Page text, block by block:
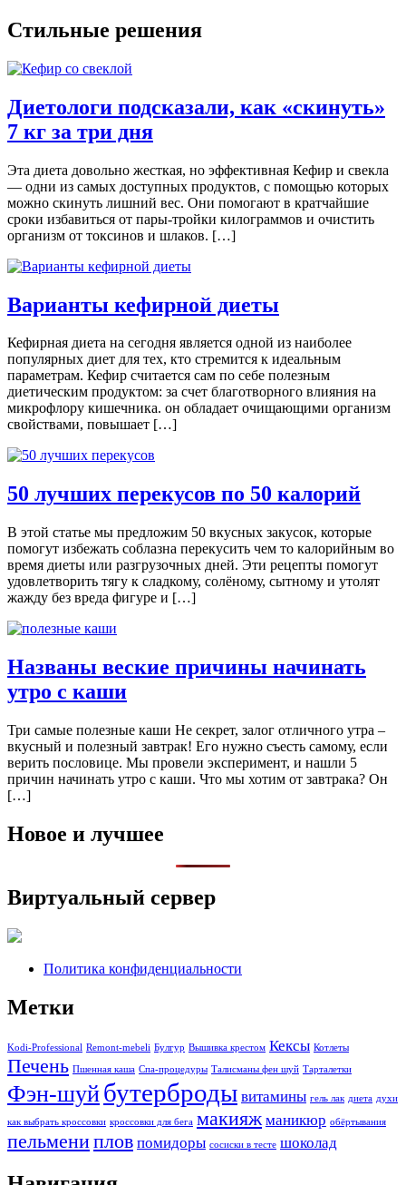
Стильные решения
Диетологи подсказали, как «скинуть»
7 кг за три дня
Эта диета довольно жесткая, но эффективная Кефир и свекла
— одни из самых доступных продуктов, с помощью которых
можно скинуть лишний вес. Они помогают в кратчайшие
сроки избавиться от пары-тройки килограммов и очистить
организм от токсинов и шлаков. […]
Варианты кефирной диеты
Кефирная диета на сегодня является одной из наиболее
популярных диет для тех, кто стремится к идеальным
параметрам. Кефир считается сам по себе полезным
диетическим продуктом: за счет благотворного влияния на
микрофлору кишечника. он обладает очищающими организм
свойствами, повышает […]
50 лучших перекусов по 50 калорий
В этой статье мы предложим 50 вкусных закусок, которые
помогут избежать соблазна перекусить чем то калорийным во
время диеты или разгрузочных дней. Эти рецепты помогут
удовлетворить тягу к сладкому, солёному, сытному и утолят
жажду без вреда фигуре и […]
Названы веские причины начинать
утро с каши
Три самые полезные каши Не секрет, залог отличного утра –
вкусный и полезный завтрак! Его нужно съесть самому, если
верить пословице. Мы провели эксперимент, и нашли 5
причин начинать утро с каши. Что мы хотим от завтрака? Он
[…]
Новое и лучшее
Виртуальный сервер
Политика конфиденциальности
Метки
Kodi-Professional Remont-mebeli Булгур Вышивка крестом Кексы Котлеты
Печень Пшенная каша Спа-процедуры Талисманы фен шуй Тарталетки
Фэн-шуйбутерброды витамины гель лак диета духи
как выбрать кроссовки кроссовки для бега макияж маникюр обёртывания
пельмениплов помидоры сосиски в тесте шоколад